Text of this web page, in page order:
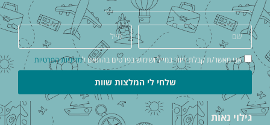
אני מאשר/ת קבלת דיוור במייל ושימוש בפרטים בהתאם למדיניות הפרטיות
שלחי לי המלצות שוות
גילוי נאות